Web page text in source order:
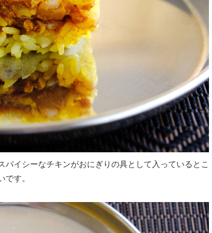
イシーなチキンがおにぎりの具として入っているとこ
す。